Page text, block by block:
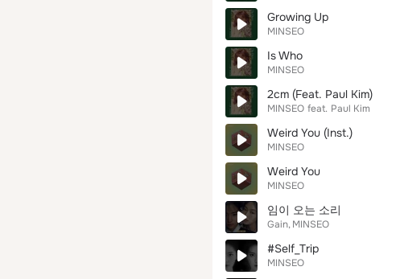
Growing Up
MINSEO
Is Who
MINSEO
2cm (Feat. Paul Kim)
MINSEO feat. Paul Kim
Weird You (Inst.)
MINSEO
Weird You
MINSEO
임이 오는 소리
Gain MINSEO
#Self_Trip
MINSEO